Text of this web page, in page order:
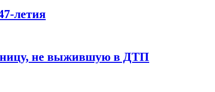
летия
не выжившую в ДТП